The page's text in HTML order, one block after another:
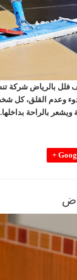
فلل بالرياض شركة
وعدم القلق،
بالراحة